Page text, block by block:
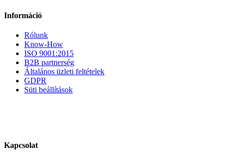
Információ
Rólunk
Know-How
ISO 9001:2015
B2B partnerség
Általános üzleti feltételek
GDPR
Süti beállítások
Kapcsolat